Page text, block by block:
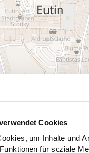
Cookies
um Inhalte und
für soziale